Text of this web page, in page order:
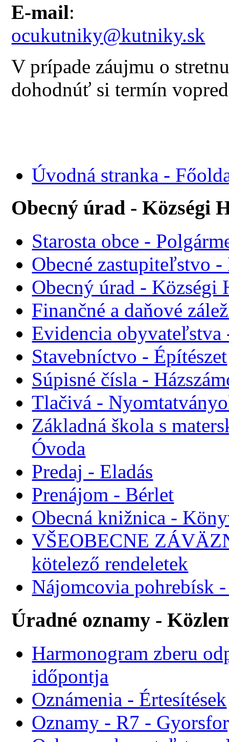
E-mail:
ocukutniky@kutniky.sk
V prípade záujmu o
dohodnúť si termín
Úvodná stranka -
Obecný úrad - Községi
Starosta obce -
Obecné zastupiteľstvo
Obecný úrad - Községi
Finančné a daňové
Evidencia obyvateľstva
Stavebníctvo - Építészet
Súpisné čísla -
Tlačivá -
Základná škola s
Óvoda
Predaj - Eladás
Prenájom - Bérlet
Obecná knižnica -
VŠEOBECNE
kötelező rendeletek
Nájomcovia pohrebísk
Úradné oznamy -
Harmonogram zberu
időpontja
Oznámenia - Értesítések
Oznamy - R7 -